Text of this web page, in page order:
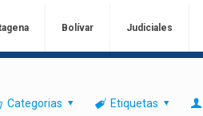
Bolívar Judiciales
Categorias Etiquetas